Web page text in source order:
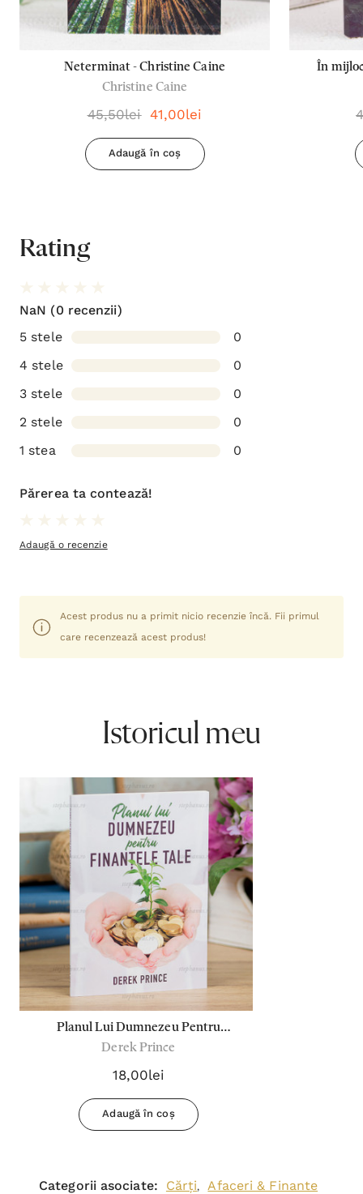
Neterminat - Christine Caine
Christine Caine
45,50lei 41,00lei
Adaugă în coș
În
Rating
NaN (0 recenzii)
5 stele
0
4 stele
0
3 stele
0
2 stele
0
1 stea
0
Părerea ta contează!
Adaugă o recenzie
Acest produs nu a primit nicio recenzie încă. Fii primul
care recenzează acest produs!
Istoricul meu
Planul Lui Dumnezeu Pentru
Finantele Tale - D.Prince
Derek Prince
18,00lei
Adaugă în coș
Categorii asociate: Cărți, Afaceri & Finante